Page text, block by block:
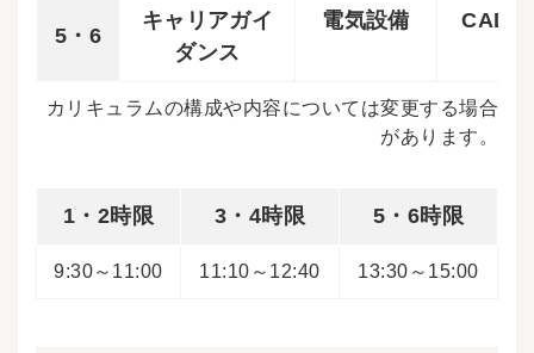
5・6
キャリアガイ
ダンス
電気設備 CAD
カリキュラムの構成や内容については変更する場合
があります。
1・2時限 3・4時限 5・6時限
9:30～11:00 11:10～12:40 13:30～15:00